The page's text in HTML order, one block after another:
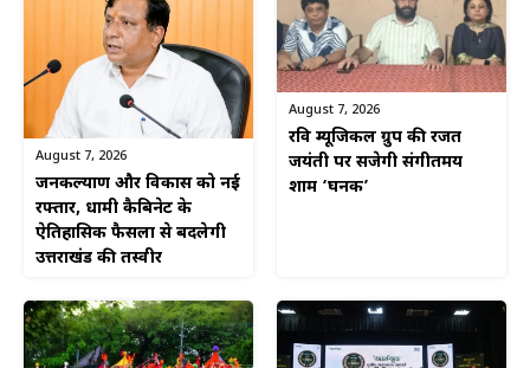
August 7, 2026
जनकल्याण और विकास को नई
रफ्तार, धामी कैबिनेट के
ऐतिहासिक फैसलों से बदलेगी
उत्तराखंड की तस्वीर
August 7, 2026
रवि म्यूजिकल ग्रुप की रजत
जयंती पर सजेगी संगीतमय
शाम ‘घनक’